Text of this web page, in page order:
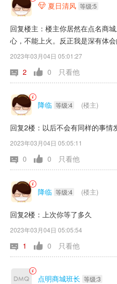
 夏日清风 等级:5
回复楼主：楼主你居然在点名商
心，不能上火。反正我是深有体会
2023年03月04日 05:01:27
2 0 只看他
降临 等级:4 (楼主)
回复2楼：以后不会有同样的事情
2023年03月04日 05:05:11
0 0 只看他
降临 等级:4 (楼主)
回复2楼：上次你等了多久
2023年03月04日 05:05:54
1 0 只看他
点明商城班长 等级:3